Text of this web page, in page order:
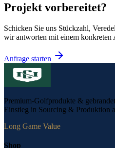
Projekt vorbereitet?
Schicken Sie uns Stückzahl,
wir antworten mit einem konkreten
Anfrage starten
Premium-Golfprodukte &
Einstieg in Sourcing & Produktion
Long Game Value
Shop